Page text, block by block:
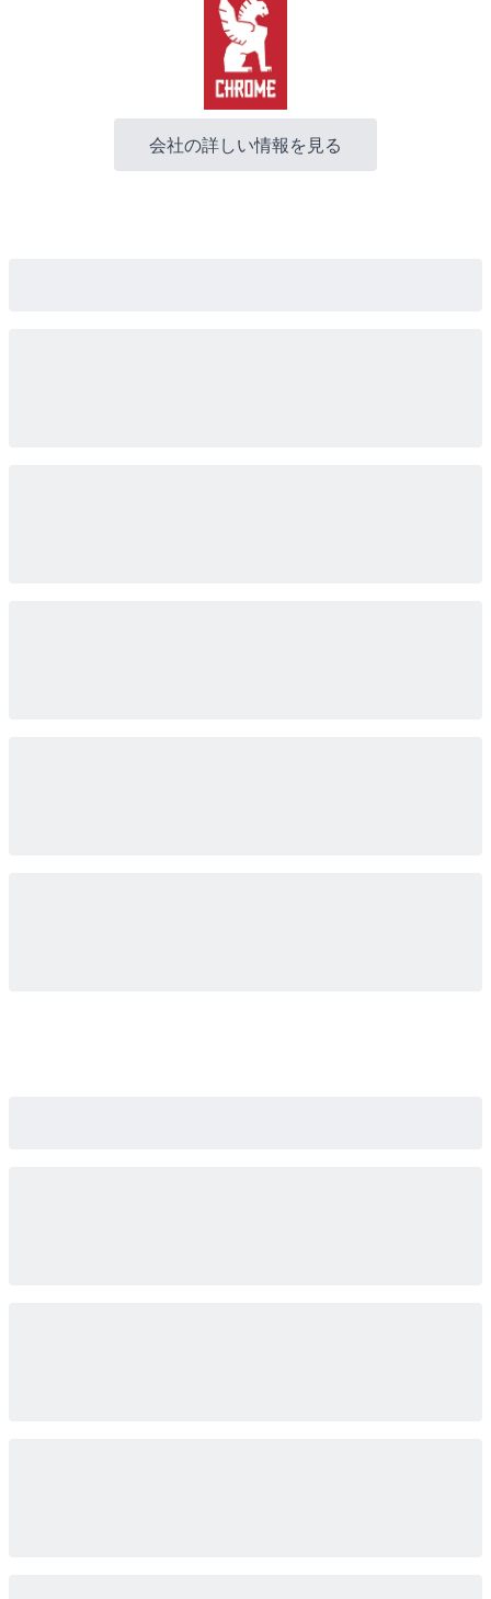
会社の詳しい情報を見る